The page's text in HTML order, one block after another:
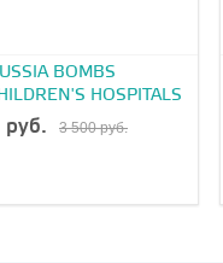
BOMBS
HOSPITALS
руб. 3 500 руб.